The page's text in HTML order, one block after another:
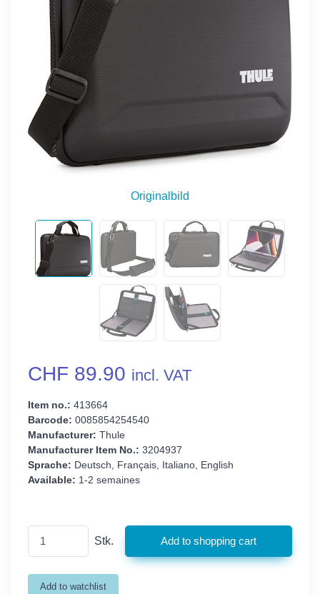
Originalbild
CHF 89.90 incl. VAT
Item no.: 413664
Barcode: 0085854254540
Manufacturer: Thule
Manufacturer Item No.: 3204937
Sprache: Deutsch, Français, Italiano, English
Available: 1-2 semaines
Stk.